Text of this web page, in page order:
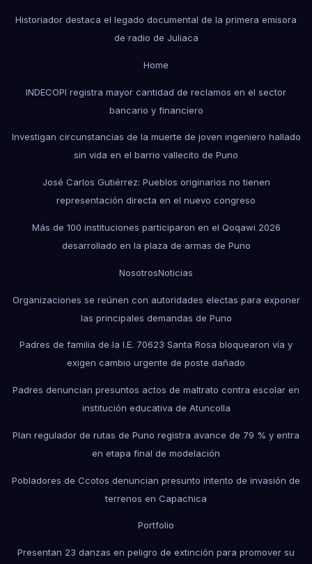
Historiador destaca el legado documental de la primera emisora
de radio de Juliaca
Home
INDECOPI registra mayor cantidad de reclamos en el sector
bancario y financiero
Investigan circunstancias de la muerte de joven ingeniero hallado
sin vida en el barrio vallecito de Puno
José Carlos Gutiérrez: Pueblos originarios no tienen
representación directa en el nuevo congreso
Más de 100 instituciones participaron en el Qoqawi 2026
desarrollado en la plaza de armas de Puno
NosotrosNoticias
Organizaciones se reúnen con autoridades electas para exponer
las principales demandas de Puno
Padres de familia de la I.E. 70623 Santa Rosa bloquearon vía y
exigen cambio urgente de poste dañado
Padres denuncian presuntos actos de maltrato contra escolar en
institución educativa de Atuncolla
Plan regulador de rutas de Puno registra avance de 79 % y entra
en etapa final de modelación
Pobladores de Ccotos denuncian presunto intento de invasión de
terrenos en Capachica
Portfolio
Presentan 23 danzas en peligro de extinción para promover su